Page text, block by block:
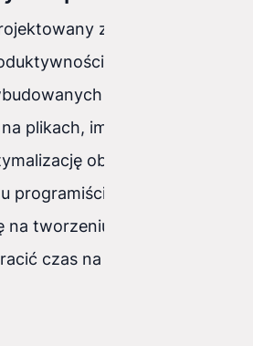
z myślą o
programistów.
funkcji, takich
plikach, importowanie
obrazów i wiele
programiści mogą
tworzeniu funkcjonalności
czas na konfigurację i